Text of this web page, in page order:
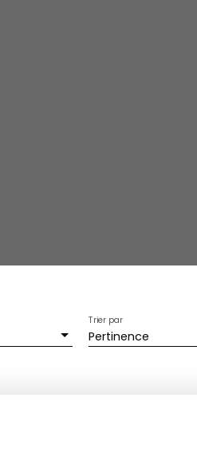
Pertinence
Trier par